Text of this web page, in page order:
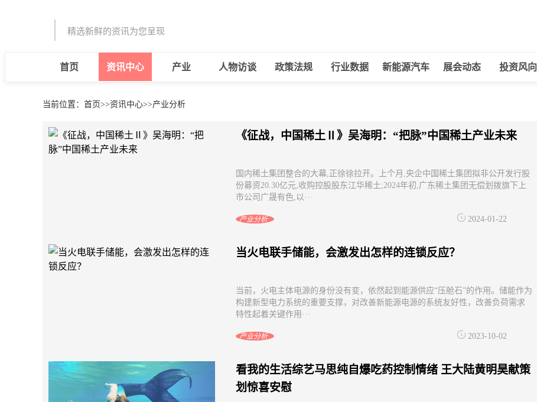
精选新鲜的资讯为您呈现
首页 资讯中心 产业 人物访谈 政策法规 行业数据 新能源汽车 展会动态 投资风向
当前位置： 首页>>资讯中心>>产业分析
《征战，中国稀土Ⅱ》吴海明：“把脉”中国稀土产业未来
国内稀土集团整合的大幕,正徐徐拉开。上个月,央企中国稀土集团拟非公开发行股
份募资20.30亿元,收购控股股东江华稀土;2024年初,广东稀土集团无偿划拨旗下上
市公司广晟有色,以···
产业分析 2024-01-22
当火电联手储能，会激发出怎样的连锁反应？
当前，火电主体电源的身份没有变，依然起到能源供应“压舱石”的作用。储能作为
构建新型电力系统的重要支撑，对改善新能源电源的系统友好性，改善负荷需求
特性起着关键作用···
产业分析 2023-10-02
看我的生活综艺马思纯自爆吃药控制情绪 王大陆黄明昊献策
划惊喜安慰